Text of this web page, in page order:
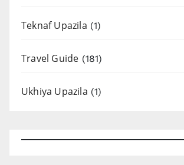
Teknaf Upazila (1)
Travel Guide (181)
Ukhiya Upazila (1)